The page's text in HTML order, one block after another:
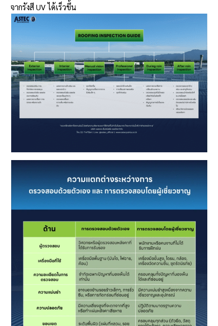
จากรังสี UV ได้เร็วขึ้น